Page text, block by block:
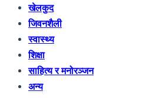
खेलकुद
जिवनशैली
स्वास्थ्य
शिक्षा
साहित्य र मनोरञ्जन
अन्य